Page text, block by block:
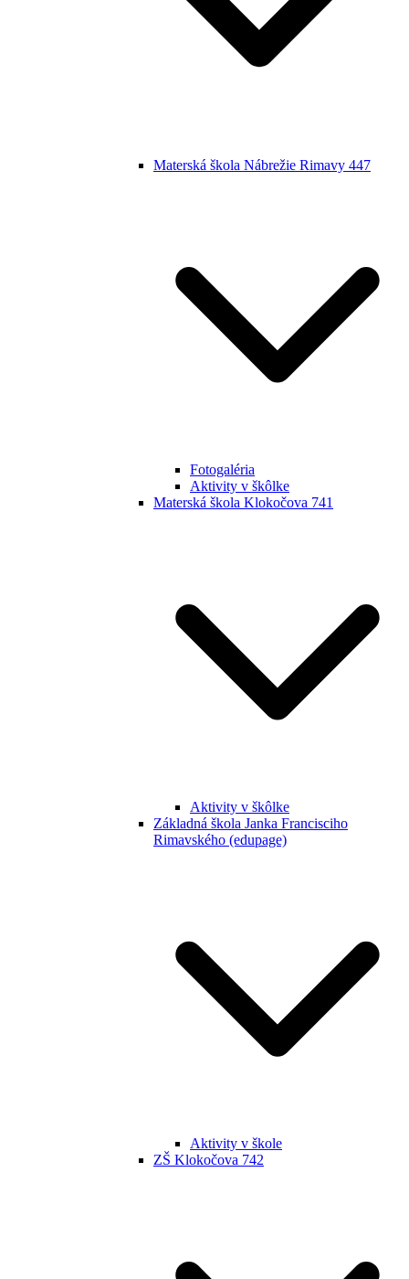
Materská škola Nábrežie Rimavy 447
Fotogaléria
Aktivity v škôlke
Materská škola Klokočova 741
Aktivity v škôlke
Základná škola Janka Francisciho
Rimavského (edupage)
Aktivity v škole
ZŠ Klokočova 742